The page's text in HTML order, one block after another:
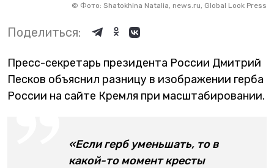
© Фото: Shatokhina Natalia, news.ru, Global Look Press
Поделиться:
Пресс-секретарь президента России Дмитрий
Песков объяснил разницу в изображении герба
России на сайте Кремля при масштабировании.
«Если герб уменьшать, то в
какой-то момент кресты